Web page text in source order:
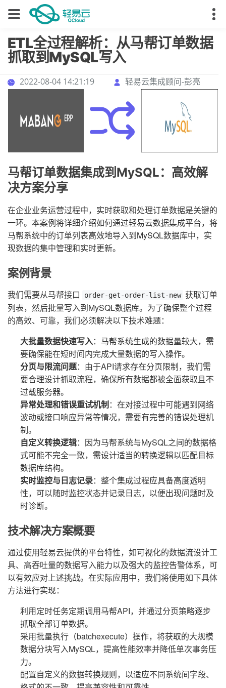
ETL全过程解析：从马帮订单数据
抓取到MySQL写入
2022-08-04 14:21:19 轻易云集成顾问-彭亮
马帮订单数据集成到MySQL：高效解
决方案分享
在企业业务运营过程中，实时获取和处理订单数据是关键的
一环。本案例将详细介绍如何通过轻易云数据集成平台，将
马帮系统中的订单列表高效地导入到MySQL数据库中，实
现数据的集中管理和实时更新。
案例背景
我们需要从马帮接口 order-get-order-list-new 获取订单
列表，然后批量写入到MySQL数据库。为了确保整个过程
的高效、可靠，我们必须解决以下技术难题：
大批量数据快速写入：马帮系统生成的数据量较大，需
要确保能在短时间内完成大量数据的写入操作。
分页与限流问题：由于API请求存在分页限制，我们需
要合理设计抓取流程，确保所有数据都被全面获取且不
过载服务器。
异常处理和错误重试机制：在对接过程中可能遇到网络
波动或接口响应异常等情况，需要有完善的错误处理机
制。
自定义转换逻辑：因为马帮系统与MySQL之间的数据格
式可能不完全一致，需设计适当的转换逻辑以匹配目标
数据库结构。
实时监控与日志记录：整个集成过程应具备高度透明
性，可以随时监控状态并记录日志，以便出现问题时及
时诊断。
技术解决方案概要
通过使用轻易云提供的平台特性，如可视化的数据流设计工
具、高吞吐量的数据写入能力以及强大的监控告警体系，可
以有效应对上述挑战。在实际应用中，我们将使用如下具体
方法进行实现：
利用定时任务定期调用马帮API，并通过分页策略逐步
抓取全部订单数据。
采用批量执行（batchexecute）操作，将获取的大规模
数据分块写入MySQL，提高性能效率并降低单次事务压
力。
配置自定义的数据转换规则，以适应不同系统间字段、